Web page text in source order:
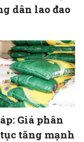
dân lao đao
Giá phân
tăng mạnh